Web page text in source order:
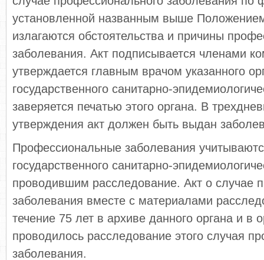
установленной названным выше
излагаются обстоятельства и причины
заболевания. Акт подписывается членами
утверждается главным врачом указанного
государственного санитарно-
заверяется печатью этого органа. В
утверждения акт должен быть выдан
Профессиональные заболевания
государственного санитарно-
проводившим расследование. Акт о случае
заболевания вместе с материалами
течение 75 лет в архиве данного органа и в
проводилось расследование этого случая
заболевания.